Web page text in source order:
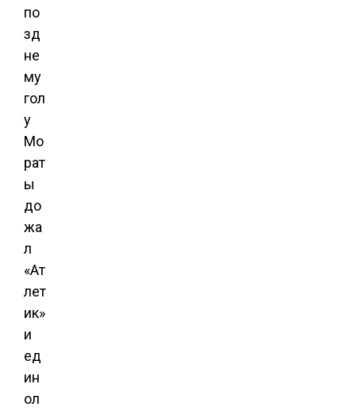
по
зд
не
му
гол
у
Мо
рат
ы
до
жа
л
«Ат
лет
ик»
и
ед
ин
ол